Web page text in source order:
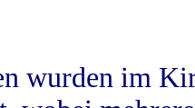
wurden im